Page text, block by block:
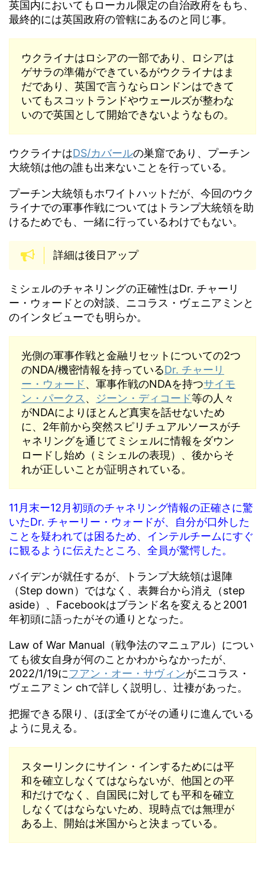
英国内においてもローカル限定の自治政府をもち、
最終的には英国政府の管轄にあるのと同じ事。
ウクライナはロシアの一部であり、ロシアは
ゲサラの準備ができているがウクライナはま
だであり、英国で言うならロンドンはできて
いてもスコットランドやウェールズが整わな
いので英国として開始できないようなもの。
ウクライナはDS/カバールの巣窟であり、プーチン
大統領は他の誰も出来ないことを行っている。
プーチン大統領もホワイトハットだが、今回のウク
ライナでの軍事作戦についてはトランプ大統領を助
けるためでも、一緒に行っているわけでもない。
詳細は後日アップ
ミシェルのチャネリングの正確性はDr. チャーリ
ー・ウォードとの対談、ニコラス・ヴェニアミンと
のインタビューでも明らか。
光側の軍事作戦と金融リセットについての2つ
のNDA/機密情報を持っているDr. チャーリ
ー・ウォード、軍事作戦のNDAを持つサイモ
ン・パークス 、 ジーン・ディコード等の人々
がNDAによりほとんど真実を話せないため
に、2年前から突然スピリチュアルソースがチ
ャネリングを通じてミシェルに情報をダウン
ロードし始め（ミシェルの表現）、後からそ
れが正しいことが証明されている。
11月末ー12月初頭のチャネリング情報の正確さに驚
いたDr. チャーリー・ウォードが、自分が口外した
ことを疑われては困るため、インテルチームにすぐ
に観るように伝えたところ、全員が驚愕した。
バイデンが就任するが、トランプ大統領は退陣
（Step down）ではなく、表舞台から消え（step
aside）、Facebookはブランド名を変えると2001
年初頭に語ったがその通りとなった。
Law of War Manual（戦争法のマニュアル）につい
ても彼女自身が何のことかわからなかったが、
2022/1/19にフアン・オー・サヴィンがニコラス・
ヴェニアミン chで詳しく説明し、辻褄があった。
把握できる限り、ほぼ全てがその通りに進んでいる
ように見える。
スターリンクにサイン・インするためには平
和を確立しなくてはならないが、他国との平
和だけでなく、自国民に対しても平和を確立
しなくてはならないため、現時点では無理が
ある上、開始は米国からと決まっている。